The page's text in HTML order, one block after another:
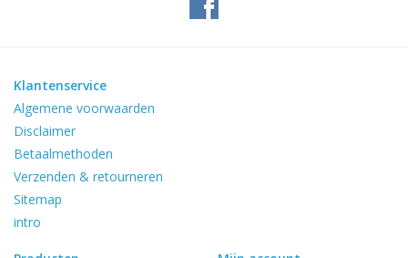
Klantenservice
Algemene voorwaarden
Disclaimer
Betaalmethoden
Verzenden & retourneren
Sitemap
intro